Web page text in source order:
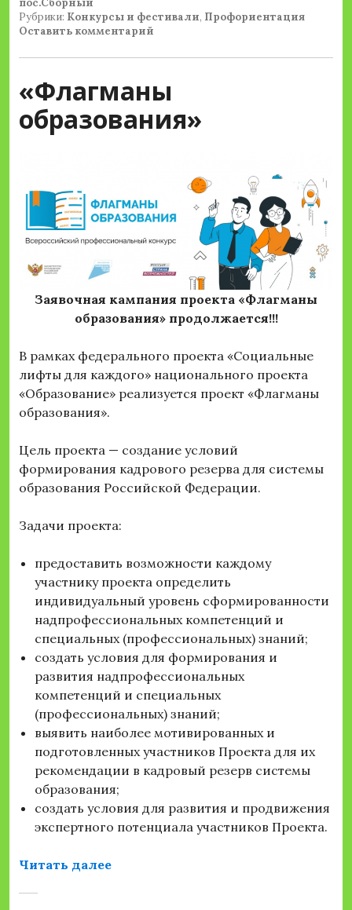
пос.Сборный
Рубрики: Конкурсы и фестивали, Профориентация
Оставить комментарий
«Флагманы
образования»
Заявочная кампания проекта «Флагманы
образования» продолжается!!!
В рамках федерального проекта «Социальные
лифты для каждого» национального проекта
«Образование» реализуется проект «Флагманы
образования».
Цель проекта — создание условий
формирования кадрового резерва для системы
образования Российской Федерации.
Задачи проекта:
предоставить возможности каждому
участнику проекта определить
индивидуальный уровень сформированности
надпрофессиональных компетенций и
специальных (профессиональных) знаний;
создать условия для формирования и
развития надпрофессиональных
компетенций и специальных
(профессиональных) знаний;
выявить наиболее мотивированных и
подготовленных участников Проекта для их
рекомендации в кадровый резерв системы
образования;
создать условия для развития и продвижения
экспертного потенциала участников Проекта.
Читать далее««Флагманы образования»»